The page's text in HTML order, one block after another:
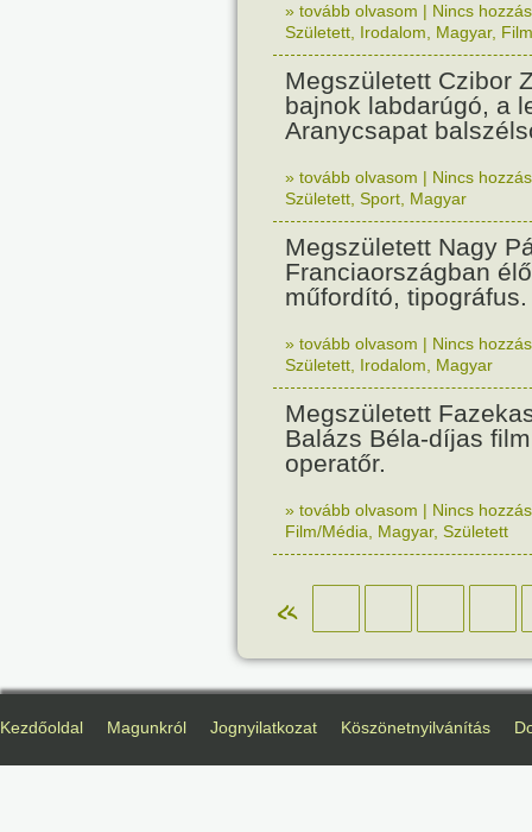
» tovább olvasom | Nincs
Született Irodalom Magyar,
Megszületett Czibor
bajnok labdarúgó, a
Aranycsapat
» tovább olvasom | Nincs
Született Sport Magyar
Megszületett Nagy
Franciaországban
műfordító, tipográfus.
» tovább olvasom | Nincs
Született Irodalom Magyar
Megszületett
Balázs Béla-díjas
operatőr.
» tovább olvasom | Nincs
Film/Média
Magyar, Született
«
Kezdőoldal Magunkról Jognyilatkozat Köszönetnyilvánítás